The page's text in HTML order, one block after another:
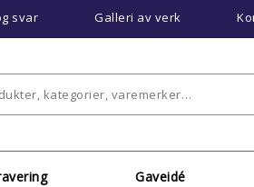
svar Galleri av verk
Gaveidé